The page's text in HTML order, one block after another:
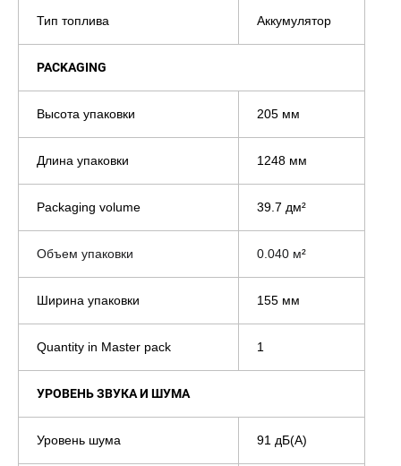
Тип топлива Аккумулятор
PACKAGING
Высота упаковки 205 мм
Длина упаковки 1248 мм
Packaging volume 39.7 дм²
Объем упаковки 0.040 м²
Ширина упаковки 155 мм
Quantity in Master pack 1
УРОВЕНЬ ЗВУКА И ШУМА
Уровень шума 91 дБ(А)